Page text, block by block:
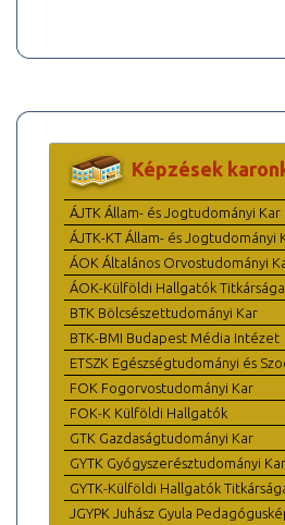
Képzések
ÁJTK Állam- és Jogtudományi Kar
ÁJTK-KT Állam- és Jogtudományi
ÁOK Általános Orvostudományi
ÁOK-Külföldi Hallgatók Titkársága
BTK Bölcsészettudományi Kar
BTK-BMI Budapest Média Intézet
ETSZK Egészségtudományi és
FOK Fogorvostudományi Kar
FOK-K Külföldi Hallgatók
GTK Gazdaságtudományi Kar
GYTK Gyógyszerésztudományi Kar
GYTK-Külföldi Hallgatók
JGYPK Juhász Gyula